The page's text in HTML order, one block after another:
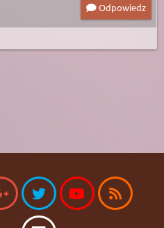
Odpowiedz